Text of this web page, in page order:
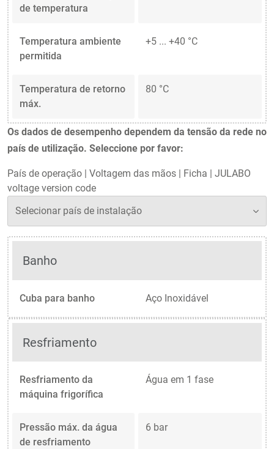
de temperatura
Temperatura ambiente
permitida
+5 ... +40 °C
Temperatura de retorno
máx.
80 °C
Os dados de desempenho dependem da tensão da rede no
país de utilização. Seleccione por favor:
País de operação | Voltagem das mãos | Ficha | JULABO
voltage version code
Banho
Cuba para banho Aço Inoxidável
Resfriamento
Resfriamento da
máquina frigorífica
Água em 1 fase
Pressão máx. da água
de resfriamento
6 bar